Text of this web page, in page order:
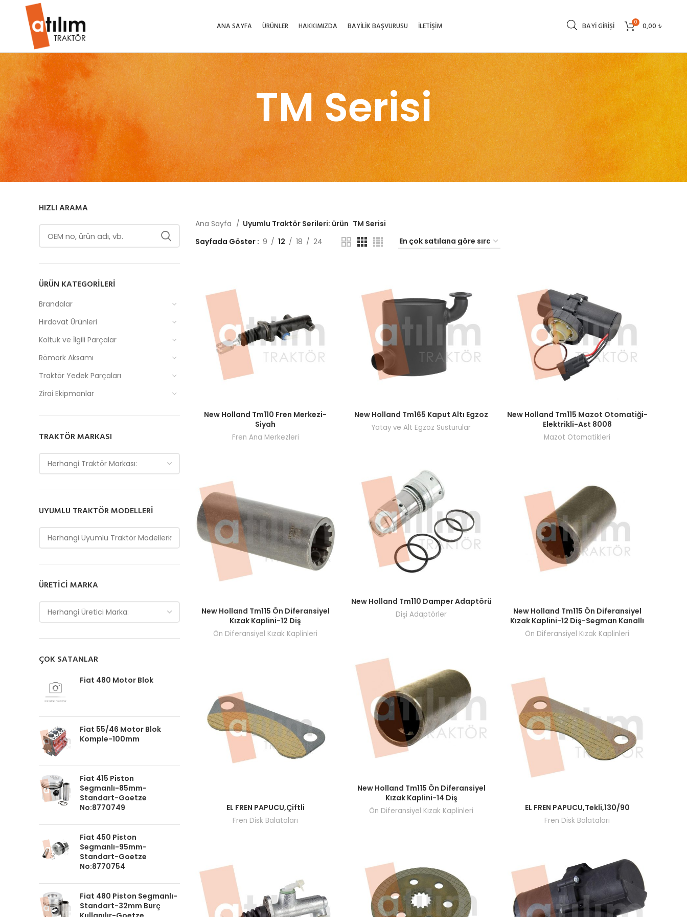
ANA SAYFA ÜRÜNLER HAKKIMIZDA BAYİLİK BAŞVURUSU İLETİŞİM BAYI GIRIŞI 0 0,00₺
TM Serisi
HIZLI ARAMA
ÜRÜN KATEGORILERI
Brandalar
Hırdavat Ürünleri
Koltuk ve İlgili Parçalar
Römork Aksamı
Traktör Yedek Parçaları
Zirai Ekipmanlar
TRAKTÖR MARKASI
Herhangi Traktör Markası:
UYUMLU TRAKTÖR MODELLERI
Herhangi Uyumlu Traktör Modelleri:
ÜRETICI MARKA
Herhangi Üretici Marka:
ÇOK SATANLAR
Fiat 480 Motor Blok
Fiat 55/46 Motor Blok
Komple-100mm
Fiat 415 Piston
Segmanlı-85mm-
Standart-Goetze
No:8770749
Fiat 450 Piston
Segmanlı-95mm-
Standart-Goetze
No:8770754
Fiat 480 Piston Segmanlı-
Standart-32mm Burç
Ana Sayfa Uyumlu Traktör Serileri: ürün TM Serisi
Sayfada Göster
9 12 18 24
Fiyatları görmek için bayi girişi yapın.
New Holland Tm110 Fren Merkezi-
Siyah
Fren Ana Merkezleri
Fiyatları görmek için bayi girişi yapın.
New Holland Tm165 Kaput Altı Egzoz
Yatay ve Alt Egzoz Susturular
Fiyatları görmek için bayi girişi yapın.
New Holland Tm115 Mazot Otomatiği-
Elektrikli-Ast 8008
Mazot Otomatikleri
Fiyatları görmek için bayi girişi yapın.
New Holland Tm110 Damper Adaptörü
Dişi Adaptörler
Fiyatları görmek için bayi girişi yapın.
New Holland Tm115 Ön Diferansiyel
Kızak Kaplini-12 Diş
Ön Diferansiyel Kızak Kaplinleri
Fiyatları görmek için bayi girişi yapın.
New Holland Tm115 Ön Diferansiyel
Kızak Kaplini-12 Diş-Segman Kanallı
Ön Diferansiyel Kızak Kaplinleri
Fiyatları görmek için bayi girişi yapın.
New Holland Tm115 Ön Diferansiyel
Kızak Kaplini-14 Diş
Ön Diferansiyel Kızak Kaplinleri
Fiyatları görmek için bayi girişi yapın.
EL FREN PAPUCU,Çiftli
Fren Disk Balataları
Fiyatları görmek için bayi girişi yapın.
EL FREN PAPUCU,Tekli,130/90
Fren Disk Balataları